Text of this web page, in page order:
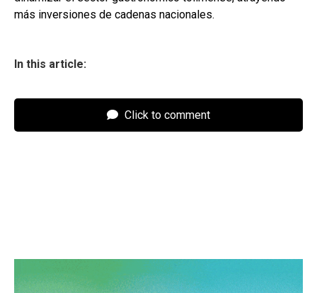
más inversiones de cadenas nacionales.
In this article:
Click to comment